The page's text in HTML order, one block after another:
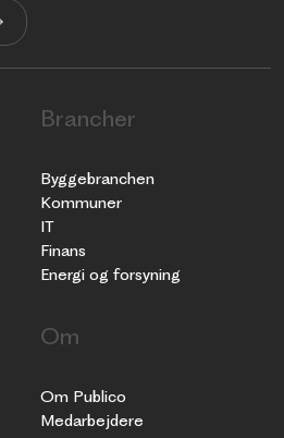
Brancher
Byggebranchen
Kommuner
IT
Finans
Energi og forsyning
Om
Om Publico
Medarbejdere